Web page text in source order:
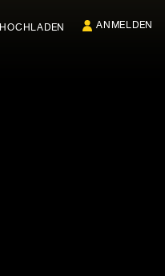
HOCHLADEN ANMELDEN